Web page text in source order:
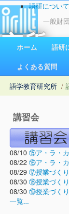
一般財
究所
1923
語研について
お問い合わせ
ホーム 語研
よくある質問
語学教育研究所 /
講習会
08/10 ⑮ア・ラ・
08/22 ⑯ア・ラ・
08/29 ⑰授業づく
08/30 ⑱授業づく
08/30 ⑲授業づく
一覧...